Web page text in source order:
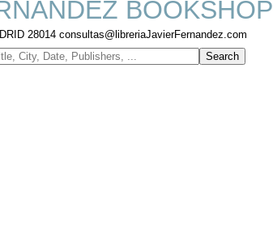
BOOKSHOP
28014 consultas@libreriaJavierFernandez.com